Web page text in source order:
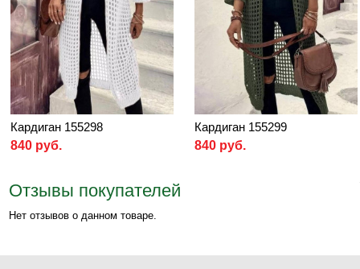
Кардиган 155298
840 руб.
Кардиган 155299
840 руб.
Отзывы покупателей
Нет отзывов о данном товаре.